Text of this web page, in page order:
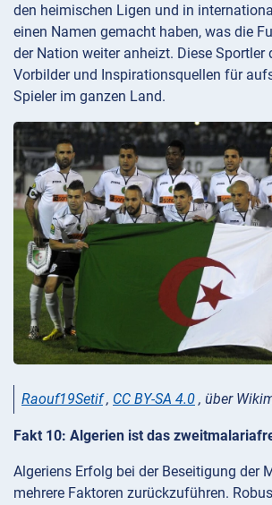
den heimischen Ligen und in
einen Namen gemacht haben, was die
der Nation weiter anheizt. Diese Sportler
Vorbilder und Inspirationsquellen für
Spieler im ganzen Land.
Raouf19Setif, CC BY-SA 4.0 , über
Fakt 10: Algerien ist das
Algeriens Erfolg bei der Beseitigung der
mehrere Faktoren zurückzuführen.